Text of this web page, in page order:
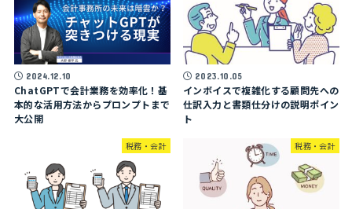
2024.12.10
ChatGPTで会計業務を効率化！基
本的な活用方法からプロンプトまで
大公開
2023.10.05
インボイスで複雑化する顧問先への
仕訳入力と書類仕分けの説明ポイン
ト
税務・会計 税務・会計